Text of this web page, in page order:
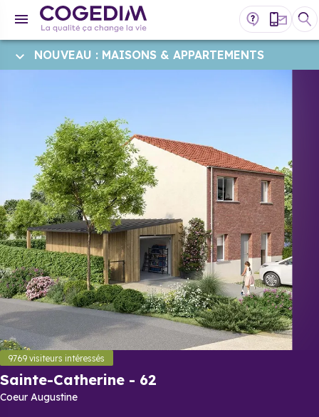
9769 visiteurs intéressés
Sainte-Catherine - 62
Coeur Augustine
NOUVEAU : MAISONS & APPARTEMENTS